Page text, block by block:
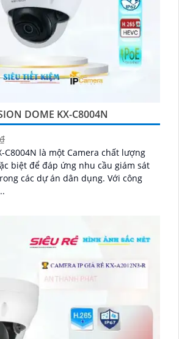
DOME KX-C8004N
C8004N là một Camera chất lượng
biệt để đáp ứng nhu cầu giám sát
dự án dân dụng. Với công